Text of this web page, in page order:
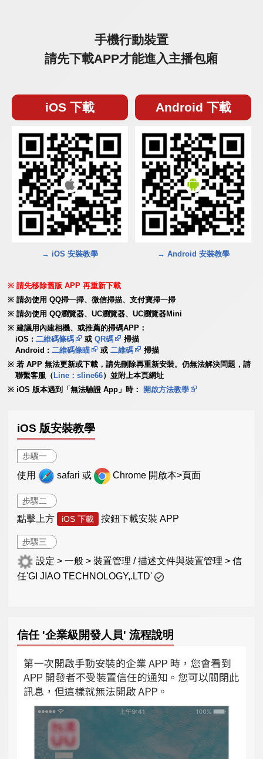
手機行動裝置
請先下載APP才能進入主播包廂
iOS 下載
→ iOS 安裝教學
Android 下載
→ Android 安裝教學
請先移除舊版 APP 再重新下載
請勿使用 QQ掃一掃、微信掃描、支付寶掃一掃
請勿使用 QQ瀏覽器、UC瀏覽器、UC瀏覽器Mini
建議用內建相機、或推薦的掃碼APP：
iOS :二維碼條碼 或QR碼
掃描
Android :二維碼條瞄 或二維碼
掃描
若 APP 無法更新或下載，請先刪除再重新安裝。仍無法解決問題，請
聯繫客服（ Line：sline66）並附上本頁網址
iOS 版本遇到「無法驗證 App」時：
開啟方法教學
iOS 版安裝教學
步驟一
使用 safari 或 Chrome 開啟本>頁面
步驟二
點擊上方 iOS 下載 按鈕下載安裝 APP
步驟三
設定 > 一般 > 裝置管理 / 描述文件與裝置管理 > 信
任'GI JIAO TECHNOLOGY,.LTD'
信任 '企業級開發人員' 流程說明